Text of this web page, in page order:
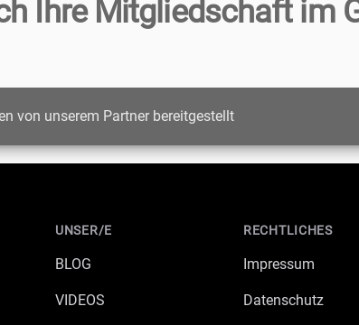
Ihre Mitgliedschaft im
von unserem Partner bereitgestellt
UNSER/E
BLOG
VIDEOS
RECHTLICHES
Impressum
Datenschutz